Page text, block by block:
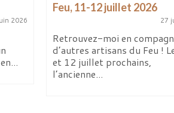
2026
Feu, 11-12 juillet 2026
27
Retrouvez-moi en
d’autres artisans du Feu !
et 12 juillet prochains,
l’ancienne...